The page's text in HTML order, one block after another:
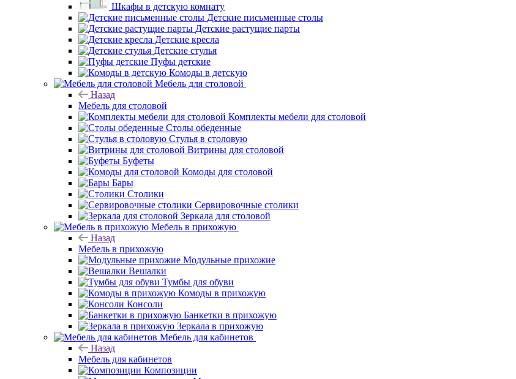
Шкафы в детскую комнату
Детские письменные столы
Детские растущие парты
Детские кресла
Детские стулья
Пуфы детские
Комоды в детскую
Мебель для столовой
Назад
Мебель для столовой
Комплекты мебели для столовой
Столы обеденные
Стулья в столовую
Витрины для столовой
Буфеты
Комоды для столовой
Бары
Столики
Сервировочные столики
Зеркала для столовой
Мебель в прихожую
Назад
Мебель в прихожую
Модульные прихожие
Вешалки
Тумбы для обуви
Комоды в прихожую
Консоли
Банкетки в прихожую
Зеркала в прихожую
Мебель для кабинетов
Назад
Мебель для кабинетов
Композиции